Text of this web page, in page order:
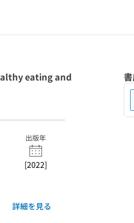
eating and
出版年
[2022]
詳細を見る